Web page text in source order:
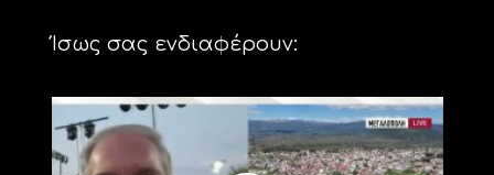
Ίσως σας ενδιαφέρουν: